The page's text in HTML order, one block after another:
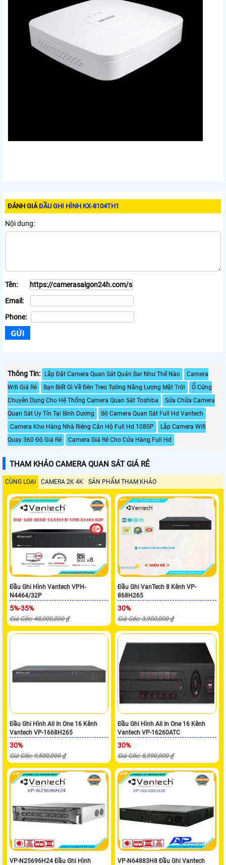
ĐÁNH GIÁĐẦU GHI HÌNH KX-8104TH1
Nội dung:
Tên:
Email:
Phone:
Thông Tin: Lắp Đặt Camera Quan Sát Quán Bar Như Thế Nào
Camera
Wifi Giá Rẻ
Bạn Biết Gì Về Đèn Treo Tường Năng Lượng Mặt Trời
Ổ Cứng
Chuyên Dụng Cho Hệ Thống Camera Quan Sát Toshiba
Sửa Chữa Camera
Quan Sát Uy Tín Tại Bình Dương
Bộ Camera Quan Sát Full Hd Vantech
Camera Kho Hàng Nhà Riêng Căn Hộ Full Hd 1080P
Lắp Camera Wifi
Quay 360 Độ Giá Rẻ
Camera Giá Rẻ Cho Cửa Hàng Full Hd
THAM KHẢO CAMERA QUAN SÁT GIÁ RẺ
CÙNG LOẠI CAMERA 2K 4K SẢN PHẨM THAM KHẢO
Đầu Ghi Hình Vantech VPH-
N4464/32P
5%-35%
Giá Gốc: 48,000,000 ₫
Đầu Ghi VanTech 8 Kênh VP-
868H265
30%
Giá Gốc: 3,900,000 ₫
Đầu Ghi Hình All In One 16 Kênh
Vantech VP-1668H265
30%
Giá Gốc: 9,500,000 ₫
Đầu Ghi Hình All In One 16 Kênh
Vantech VP-16260ATC
30%
Giá Gốc: 5,990,000 ₫
VP-N25696H24 Đầu Ghi Hình
VP-N64883H8 Đầu Ghi Vantech